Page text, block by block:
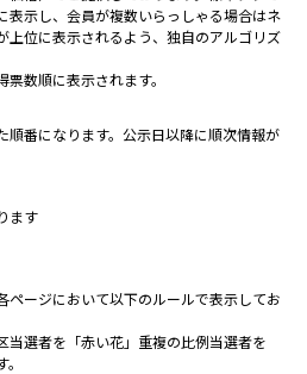
表示し、会員が複数いらっしゃる場合はネ
上位に表示されるよう、独自のアルゴリズ
数順に表示されます。
順番になります。公示日以降に順次情報が
ます
ページにおいて以下のルールで表示してお
当選者を「赤い花」重複の比例当選者を